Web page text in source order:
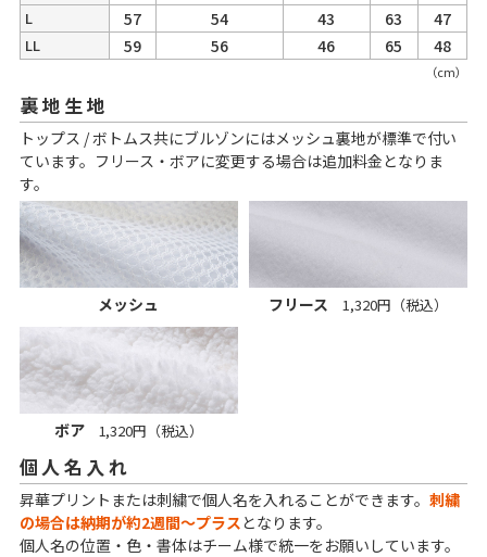
（cm）
L 57 54 43 63 47
LL 59 56 46 65 48
裏地生地
トップス / ボトムス共にブルゾンにはメッシュ裏地が標準で付い
ています。フリース・ボアに変更する場合は追加料金となりま
す。
メッシュ フリース 1,320円（税込）
ボア1,320円（税込）
個人名入れ
昇華プリントまたは刺繍で個人名を入れることができます。 刺繍
の場合は納期が約2週間～プラスとなります。
個人名の位置・色・書体はチーム様で統一をお願いしています。